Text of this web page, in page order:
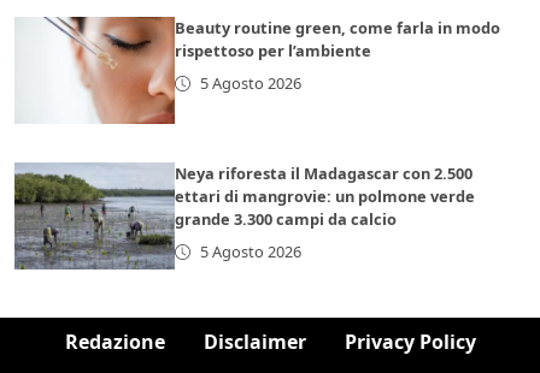
Beauty routine green, come farla in modo
rispettoso per l’ambiente
5 Agosto 2026
Neya riforesta il Madagascar con 2.500
ettari di mangrovie: un polmone verde
grande 3.300 campi da calcio
5 Agosto 2026
Redazione Disclaimer Privacy Policy